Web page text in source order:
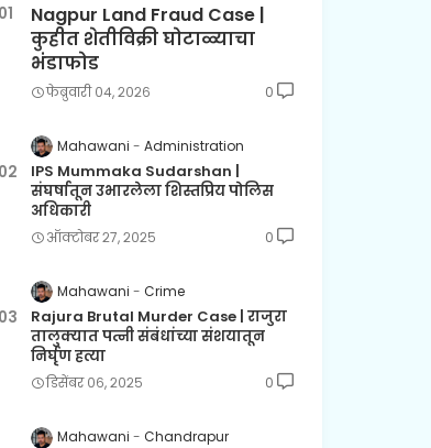
Nagpur Land Fraud Case |
कुहीत शेतीविक्री घोटाळ्याचा
भंडाफोड
फेब्रुवारी ०४, २०२६ 0
Mahawani Administration
IPS Mummaka Sudarshan |
संघर्षातून उभारलेला शिस्तप्रिय पोलिस
अधिकारी
ऑक्टोबर २७, २०२५ 0
Mahawani Crime
Rajura Brutal Murder Case | राजुरा
तालुक्यात पत्नी संबंधांच्या संशयातून
निर्घृण हत्या
डिसेंबर ०६, २०२५ 0
Mahawani Chandrapur